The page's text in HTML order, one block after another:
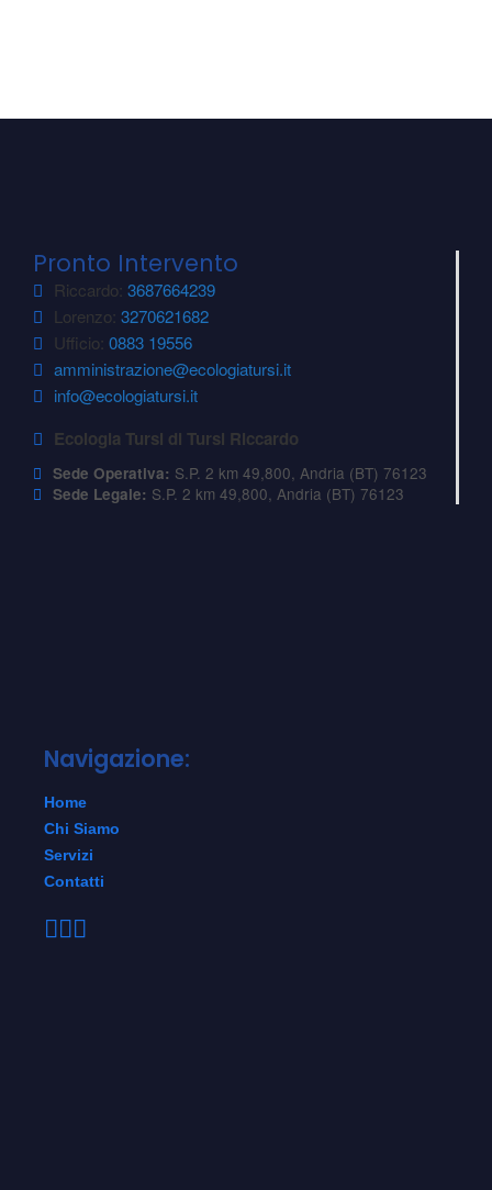
Pronto Intervento
Riccardo: 3687664239
Lorenzo: 3270621682
Ufficio: 0883 19556
amministrazione@ecologiatursi.it
info@ecologiatursi.it
Ecologia Tursi di Tursi Riccardo
Sede Operativa: S.P. 2 km 49,800, Andria (BT) 76123
Sede Legale: S.P. 2 km 49,800, Andria (BT) 76123
Navigazione:
Home
Chi Siamo
Servizi
Contatti